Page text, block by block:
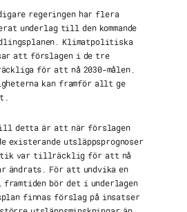
regeringen har flera
underlag till den kommande
Klimatpolitiska
att förslagen i de tre
för att nå 2030-målen.
kan framför allt ge
detta är att när förslagen
existerande utsläppsprognoser
var tillräcklig för att nå
ändrats. För att undvika en
bör det i underlagen
finnas förslag på insatser